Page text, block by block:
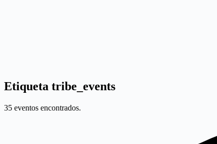
Etiqueta tribe_events
35 eventos encontrados.